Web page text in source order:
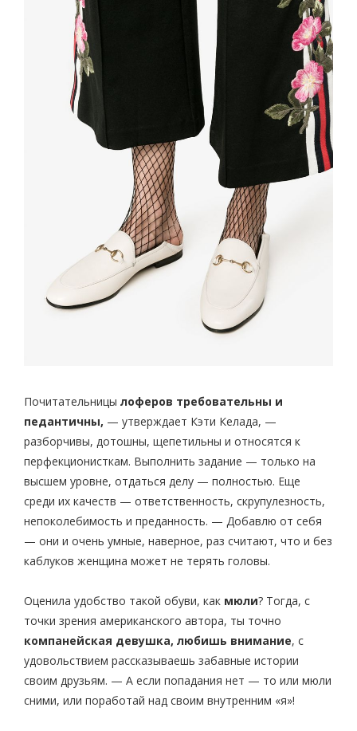
Почитательницы лоферов требовательны и
педантичны, — утверждает Кэти Келада, —
разборчивы, дотошны, щепетильны и относятся к
перфекционисткам. Выполнить задание — только на
высшем уровне, отдаться делу — полностью. Еще
среди их качеств — ответственность, скрупулезность,
непоколебимость и преданность. — Добавлю от себя
— они и очень умные, наверное, раз считают, что и без
каблуков женщина может не терять головы.
Оценила удобство такой обуви, как мюли? Тогда, с
точки зрения американского автора, ты точно
компанейская девушка, любишь внимание, с
удовольствием рассказываешь забавные истории
своим друзьям. — А если попадания нет — то или мюли
сними, или поработай над своим внутренним «я»!